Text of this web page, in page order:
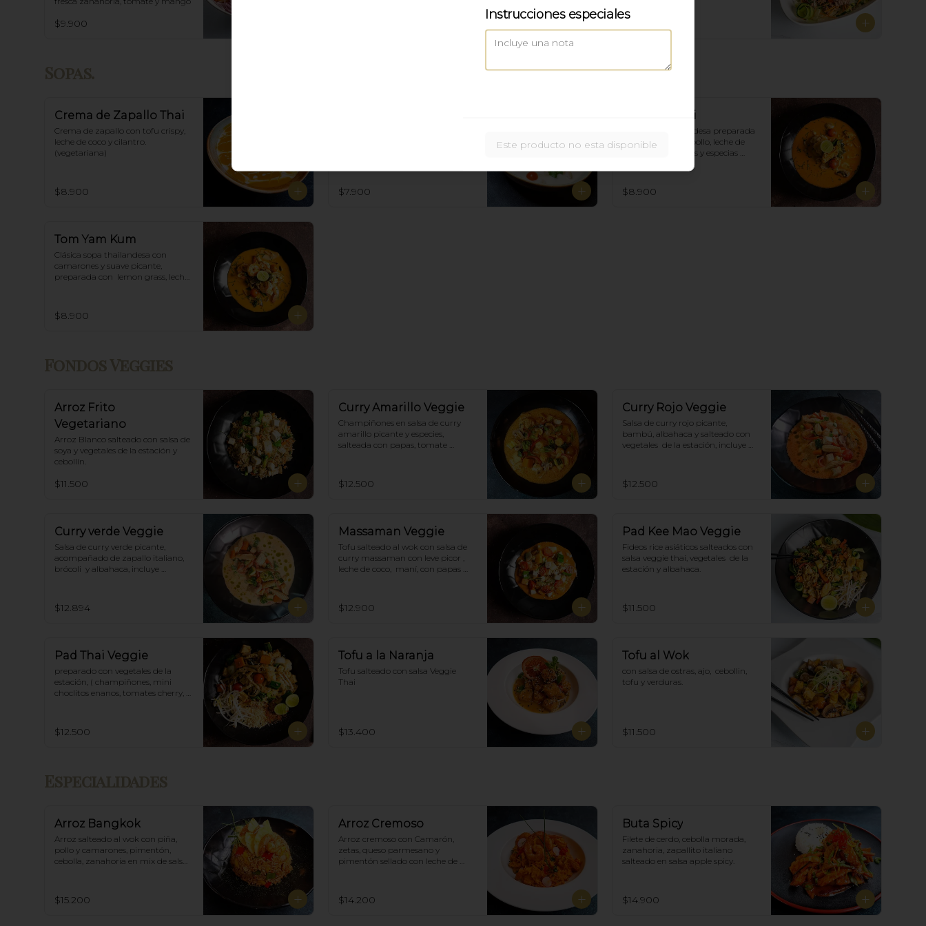
$9.900
Crema de Zapallo Thai
Crema de zapallo con tofu crispy,
leche de coco y cilantro.
(vegetariana)
$8.900 $7.900
Tom Yam Gai
clásica sopa tailandesa preparada
con lemon grass, pollo, leche de
coco, champiñones y especias
$8.900
Tom Yam Kum
Clásica sopa thailandesa con
camarones y suave picante,
preparada con  lemon grass, leche
$8.900
Arroz Frito
Vegetariano
Arroz Blanco salteado con salsa de
soya y vegetales de la estación y
cebollín.
$11.500
Curry Amarillo Veggie
Champiñones en salsa de curry
amarillo picante y especies,
salteada con papas, tomate
$12.500
Curry Rojo Veggie
Salsa de curry rojo picante,
bambú, albahaca y salteado con
vegetales  de la estación, incluye
$12.500
Curry verde Veggie
Salsa de curry verde picante,
acompañado de zapallo italiano,
brócoli  y albahaca, incluye
$12.894
Massaman Veggie
Tofu salteado al wok con salsa de
curry massaman con leve picor ,
leche de coco,  maní, con papas
$12.900
Pad Kee Mao Veggie
Fideos rice asiáticos salteados con
salsa veggie thai, vegetales  de la
estación y albahaca.
$11.500
Pad Thai Veggie
preparado con vegetales de la
estación, ( champiñones, mini
choclitos enanos, tomates cherry,
$12.500
Tofu a la Naranja
Tofu salteado con salsa Veggie
Thai
$13.400
Tofu al Wok
con salsa de ostras, ajo,  cebollin,
tofu y verduras.
$11.500
Arroz Bangkok
Arroz salteado al wok con piña,
pollo y camarones, pimentón,
cebolla, zanahoria en mix de salsa
$15.200
Arroz Cremoso
Arroz cremoso con Camarón,
zetas, queso parmesano y
pimentón sellado con leche de
$14.200
Buta Spicy
Filete de cerdo, cebolla morada,
zanahoria, zapallito italiano
salteado en salsa apple spicy.
$14.900
Instrucciones especiales
Este producto no esta disponible